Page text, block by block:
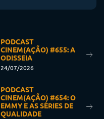
PODCAST
CINEM(AÇÃO) #655: A
ODISSEIA
24/07/2026
PODCAST
CINEM(AÇÃO) #654: O
EMMY E AS SÉRIES DE
QUALIDADE